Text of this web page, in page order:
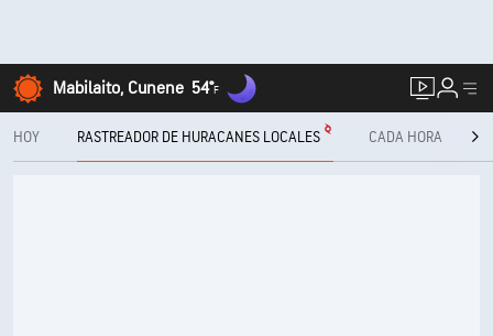
Mabilaito, Cunene 54°F
HOY RASTREADOR DE HURACANES LOCALES CADA HORA